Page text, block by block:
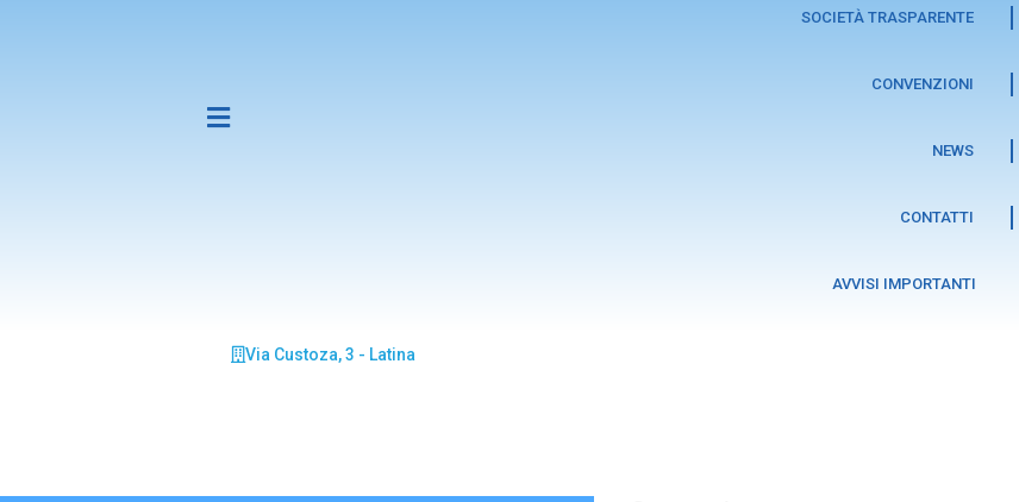
SOCIETÀ TRASPARENTE
CONVENZIONI
NEWS
CONTATTI
AVVISI IMPORTANTI
Via Custoza, 3 - Latina